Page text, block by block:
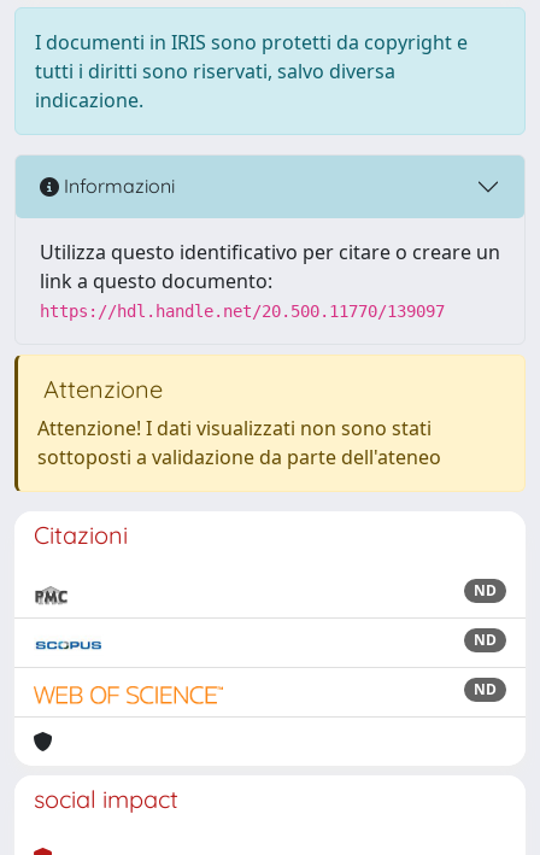
I documenti in IRIS sono protetti da copyright e
tutti i diritti sono riservati, salvo diversa
indicazione.
Informazioni
Utilizza questo identificativo per citare o creare un
link a questo documento:
https://hdl.handle.net/20.500.11770/139097
Attenzione
Attenzione! I dati visualizzati non sono stati
sottoposti a validazione da parte dell'ateneo
Citazioni
ND
ND
ND
social impact